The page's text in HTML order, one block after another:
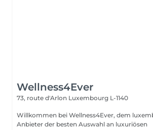
Wellness4Ever
73, route d'Arlon Luxembourg L-1140
Willkommen bei Wellness4Ever, dem
Anbieter der besten Auswahl an luxuriösen